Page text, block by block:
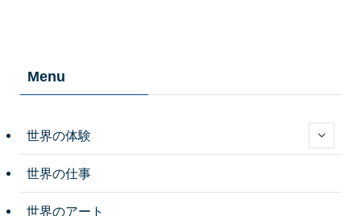
Menu
世界の体験
世界の仕事
世界のアート